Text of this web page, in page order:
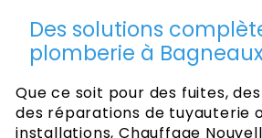
Des solutions
plomberie à
Que ce soit pour des fuites,
des réparations de tuyauterie
installations, Chauffage